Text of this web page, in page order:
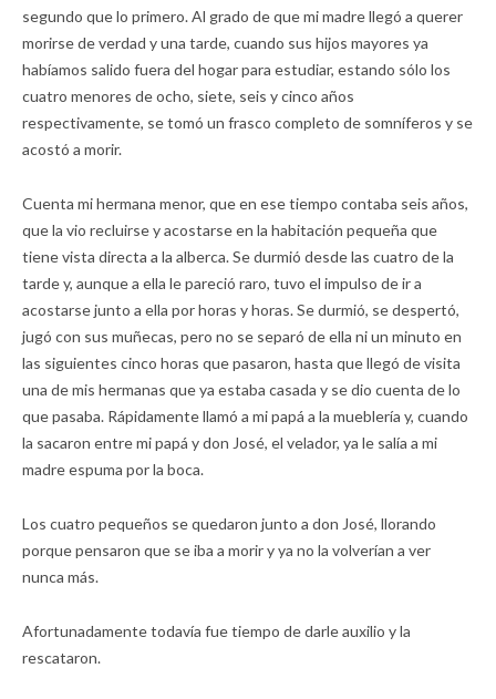
segundo que lo primero. Al grado de que mi madre llegó a querer
morirse de verdad y una tarde, cuando sus hijos mayores ya
habíamos salido fuera del hogar para estudiar, estando sólo los
cuatro menores de ocho, siete, seis y cinco años
respectivamente, se tomó un frasco completo de somníferos y se
acostó a morir.
Cuenta mi hermana menor, que en ese tiempo contaba seis años,
que la vio recluirse y acostarse en la habitación pequeña que
tiene vista directa a la alberca. Se durmió desde las cuatro de la
tarde y, aunque a ella le pareció raro, tuvo el impulso de ir a
acostarse junto a ella por horas y horas. Se durmió, se despertó,
jugó con sus muñecas, pero no se separó de ella ni un minuto en
las siguientes cinco horas que pasaron, hasta que llegó de visita
una de mis hermanas que ya estaba casada y se dio cuenta de lo
que pasaba. Rápidamente llamó a mi papá a la mueblería y, cuando
la sacaron entre mi papá y don José, el velador, ya le salía a mi
madre espuma por la boca.
Los cuatro pequeños se quedaron junto a don José, llorando
porque pensaron que se iba a morir y ya no la volverían a ver
nunca más.
Afortunadamente todavía fue tiempo de darle auxilio y la
rescataron.